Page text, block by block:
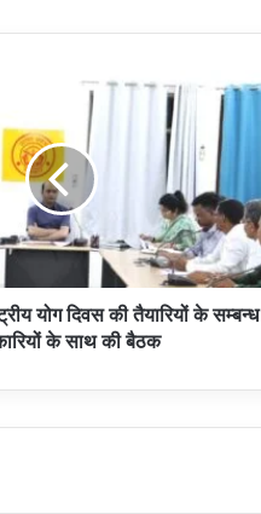
योग दिवस की तैयारियों के सम्बन्ध
के साथ की बैठक